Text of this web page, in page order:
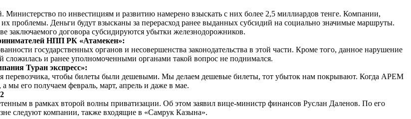
по инвестициям и развитию намерено взыскать с них более 2,5 миллиардов тенге. Компании,
проблемы. Деньги будут взысканы за перерасход ранее выданных субсидий на социально значимые маршруты.
заключаемого договора субсидируются убытки железнодорожников.
НПП РК «Атамекен»:
государственных органов и несовершенства законодательства в этой части. Кроме того, данное нарушение
сложилась и ранее уполномоченными органами такой вопрос не поднимался.
Туран экспресс»:
чтобы билеты были дешевыми. Мы делаем дешевые билеты, тот убыток нам покрывают. Когда АРЕМ
мы его получаем февраль, март, апрель и даже в мае.
в рамках второй волны приватизации. Об этом заявил вице-министр финансов Руслан Даленов. По его
следуют компании, также входящие в «Самрук Казына».